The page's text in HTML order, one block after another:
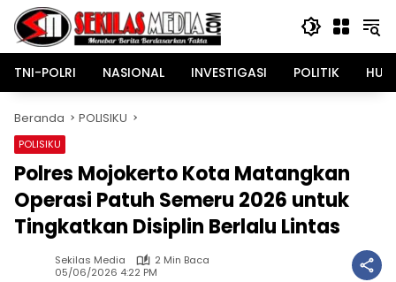
Langsung
konten
TNI-POLRI
NASIONAL INVESTIGASI POLITIK
Beranda POLISIKU
POLISIKU
Polres Mojokerto Kota Matangkan
Operasi Patuh Semeru 2026 untuk
Tingkatkan Disiplin Berlalu Lintas
Sekilas Media
2 Min Baca
05/06/2026 4:22 PM